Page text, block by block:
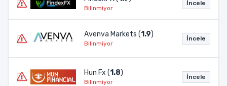
Bilinmiyor
İncele
Avenva Markets (1.9)
Bilinmiyor
İncele
Hun Fx (1.8)
Bilinmiyor
İncele